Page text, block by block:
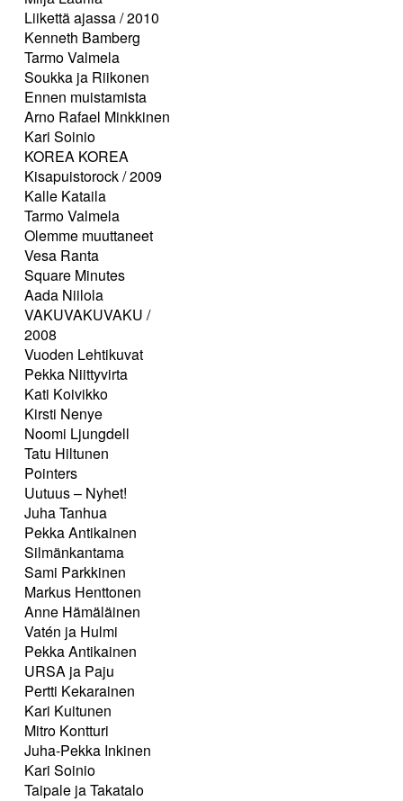
Liikettä ajassa / 2010
Kenneth Bamberg
Tarmo Valmela
Soukka ja Riikonen
Ennen muistamista
Arno Rafael Minkkinen
Kari Soinio
KOREA KOREA
Kisapuistorock / 2009
Kalle Kataila
Tarmo Valmela
Olemme muuttaneet
Vesa Ranta
Square Minutes
Aada Niilola
VAKUVAKUVAKU /
2008
Vuoden Lehtikuvat
Pekka Niittyvirta
Kati Koivikko
Kirsti Nenye
Noomi Ljungdell
Tatu Hiltunen
Pointers
Uutuus – Nyhet!
Juha Tanhua
Pekka Antikainen
Silmänkantama
Sami Parkkinen
Markus Henttonen
Anne Hämäläinen
Vatén ja Hulmi
Pekka Antikainen
URSA ja Paju
Pertti Kekarainen
Kari Kuitunen
Mitro Kontturi
Juha-Pekka Inkinen
Kari Soinio
Taipale ja Takatalo